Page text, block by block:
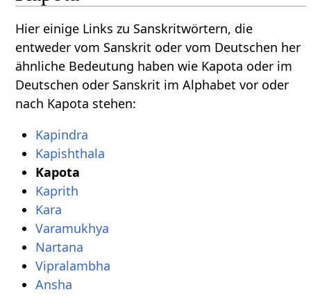
Hier einige Links zu Sanskritwörtern, die
entweder vom Sanskrit oder vom Deutschen her
ähnliche Bedeutung haben wie Kapota oder im
Deutschen oder Sanskrit im Alphabet vor oder
nach Kapota stehen:
Kapindra
Kapishthala
Kapota
Kaprith
Kara
Varamukhya
Nartana
Vipralambha
Ansha